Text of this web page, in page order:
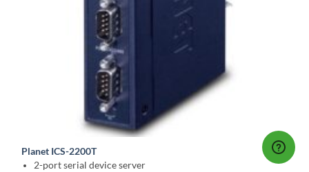
Planet ICS-2200T
2-port serial device server